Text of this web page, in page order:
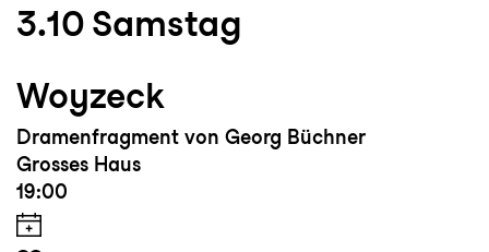
3.10 Samstag
Woyzeck
Dramenfragment von Georg Büchner
Grosses Haus
19:00